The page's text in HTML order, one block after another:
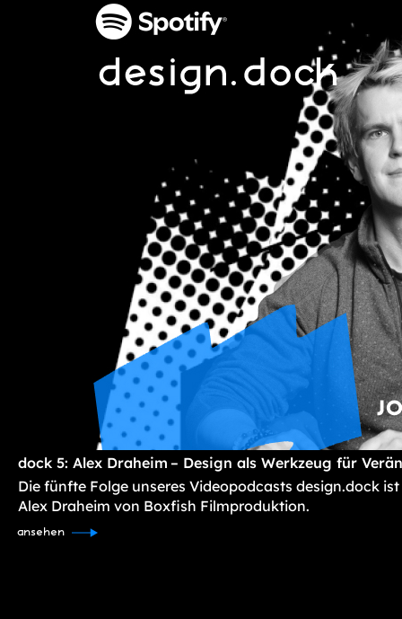
dock 5: Alex Draheim – Design als Werkzeug für
Die fünfte Folge unseres Videopodcasts design.dock
Alex Draheim von Boxfish Filmproduktion.
ansehen